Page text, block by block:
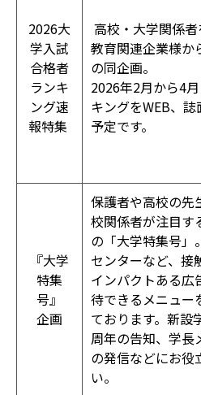
2026大
学入試
合格者
ランキ
ング速
報特集
高校・大学関係者
教育関連企業様か
の同企画。
2026年2月から4
キングをWEB、
予定です。
『大学
特集
号』
企画
保護者や高校の先
校関係者が注目す
の「大学特集号」
センターなど、接
インパクトある広
待できるメニュー
ております。新設
周年の告知、学長
の発信などにお役
い。